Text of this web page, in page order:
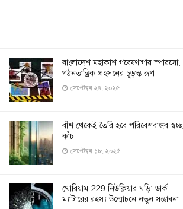
বাংলাদেশ মহাকাশ গবেষণাগার স্পারসো;
গঠনতান্ত্রিক প্রহসনের চূড়ান্ত রূপ
সেপ্টেম্বর ২৪, ২০২৫
বাঁশ থেকেই তৈরি হবে পরিবেশবান্ধব স্বচ্ছ
কাঁচ
সেপ্টেম্বর ১৮, ২০২৫
থোরিয়াম-229 নিউক্লিয়ার ঘড়ি: ডার্ক
ম্যাটারের রহস্য উন্মোচনে নতুন সম্ভাবনা